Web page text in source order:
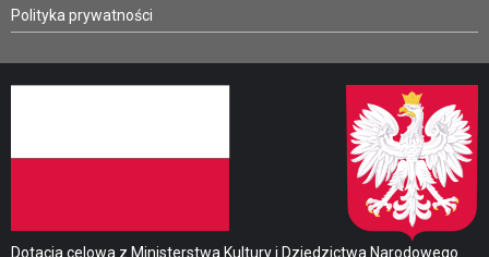
Polityka prywatności
Dotacja celowa z Ministerstwa Kultury i Dziedzictwa Narodowego